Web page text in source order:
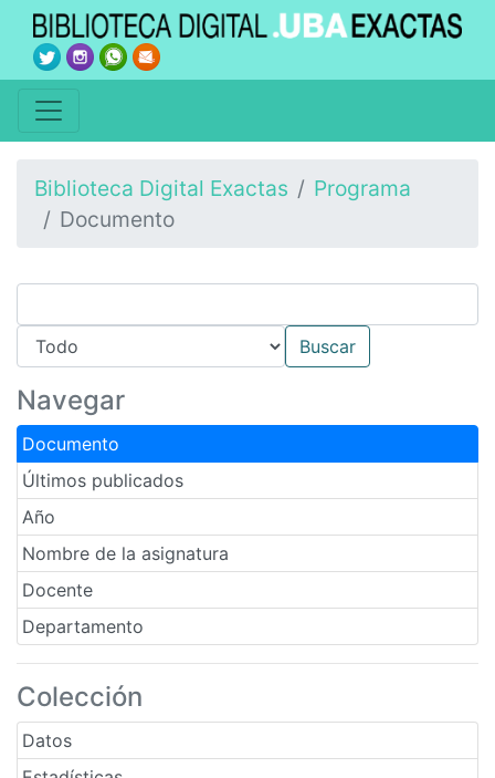
Biblioteca Digital Exactas
Programa
Documento
Navegar
Documento
Últimos publicados
Año
Nombre de la asignatura
Docente
Departamento
Colección
Datos